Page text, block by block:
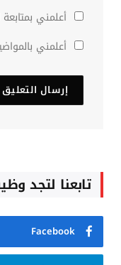
أعلمني
أعلمني
تابعنا لتجد
Facebook